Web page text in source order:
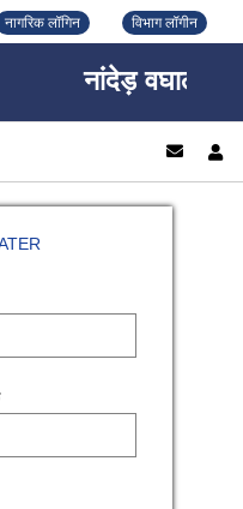
नागरिक लॉगिन विभाग लॉगीन
नांदेड़ वघाला